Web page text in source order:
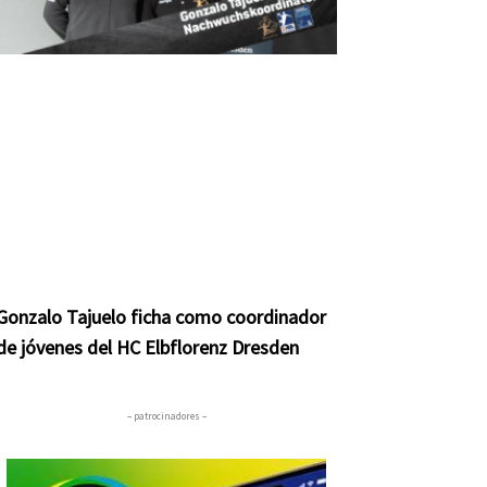
Tajuelo ficha como coordinador
jóvenes del HC Elbflorenz Dresden
– patrocinadores –